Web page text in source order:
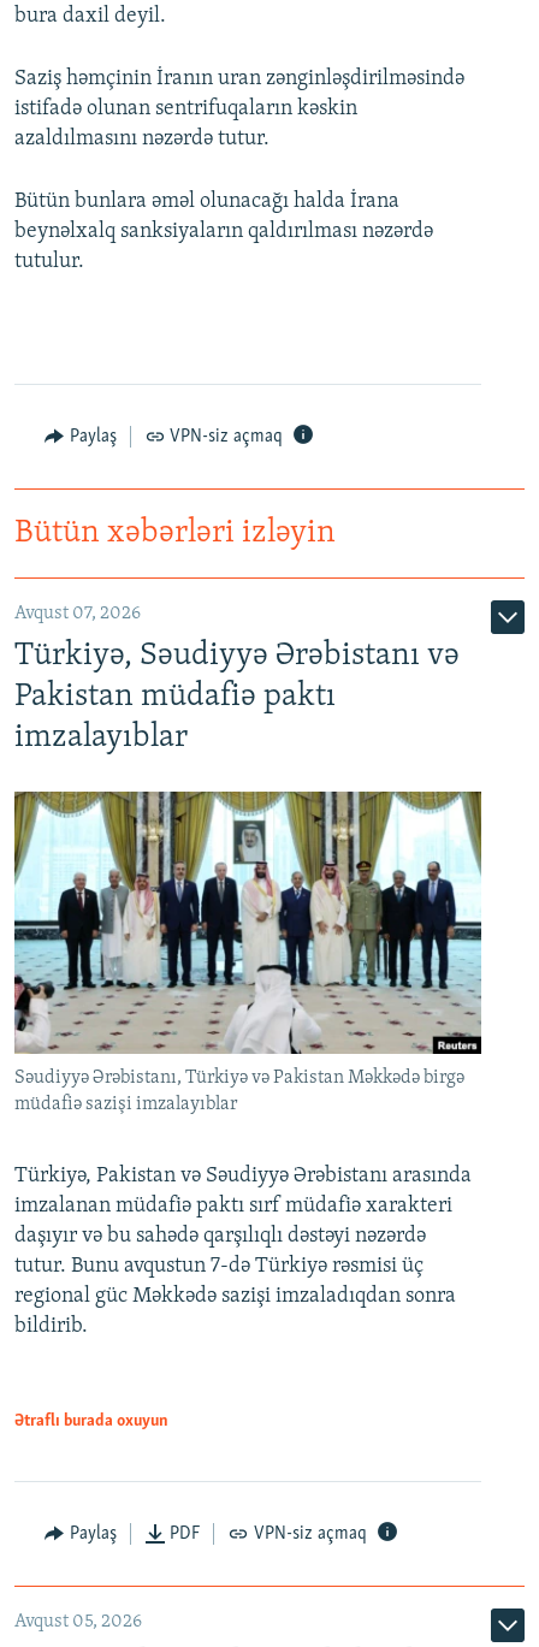
bura daxil deyil.
Saziş həmçinin İranın uran zənginləşdirilməsində
istifadə olunan sentrifuqaların kəskin
azaldılmasını nəzərdə tutur.
Bütün bunlara əməl olunacağı halda İrana
beynəlxalq sanksiyaların qaldırılması nəzərdə
tutulur.
Paylaş VPN-siz açmaq
Bütün xəbərləri izləyin
Avqust 07, 2026
Türkiyə, Səudiyyə Ərəbistanı və
Pakistan müdafiə paktı
imzalayıblar
Səudiyyə Ərəbistanı, Türkiyə və Pakistan Məkkədə birgə
müdafiə sazişi imzalayıblar
Türkiyə, Pakistan və Səudiyyə Ərəbistanı arasında
imzalanan müdafiə paktı sırf müdafiə xarakteri
daşıyır və bu sahədə qarşılıqlı dəstəyi nəzərdə
tutur. Bunu avqustun 7-də Türkiyə rəsmisi üç
regional güc Məkkədə sazişi imzaladıqdan sonra
bildirib.
Ətraflı burada oxuyun
Paylaş PDF VPN-siz açmaq
Avqust 05, 2026